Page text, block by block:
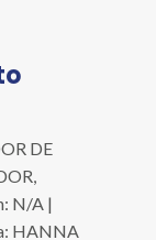
DE
N/A |
HANNA